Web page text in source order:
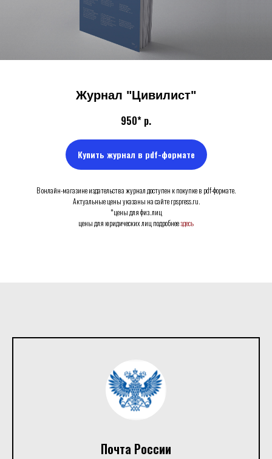
Журнал "Цивилист"
950* р.
Купить журнал в pdf-формате
В онлайн-магазине издательства журнал доступен к покупке в pdf-формате.
Актуальные цены указаны на сайте rpspress.ru.
*цены для физ. лиц
цены для юридических лиц подробнеездесь
Почта России